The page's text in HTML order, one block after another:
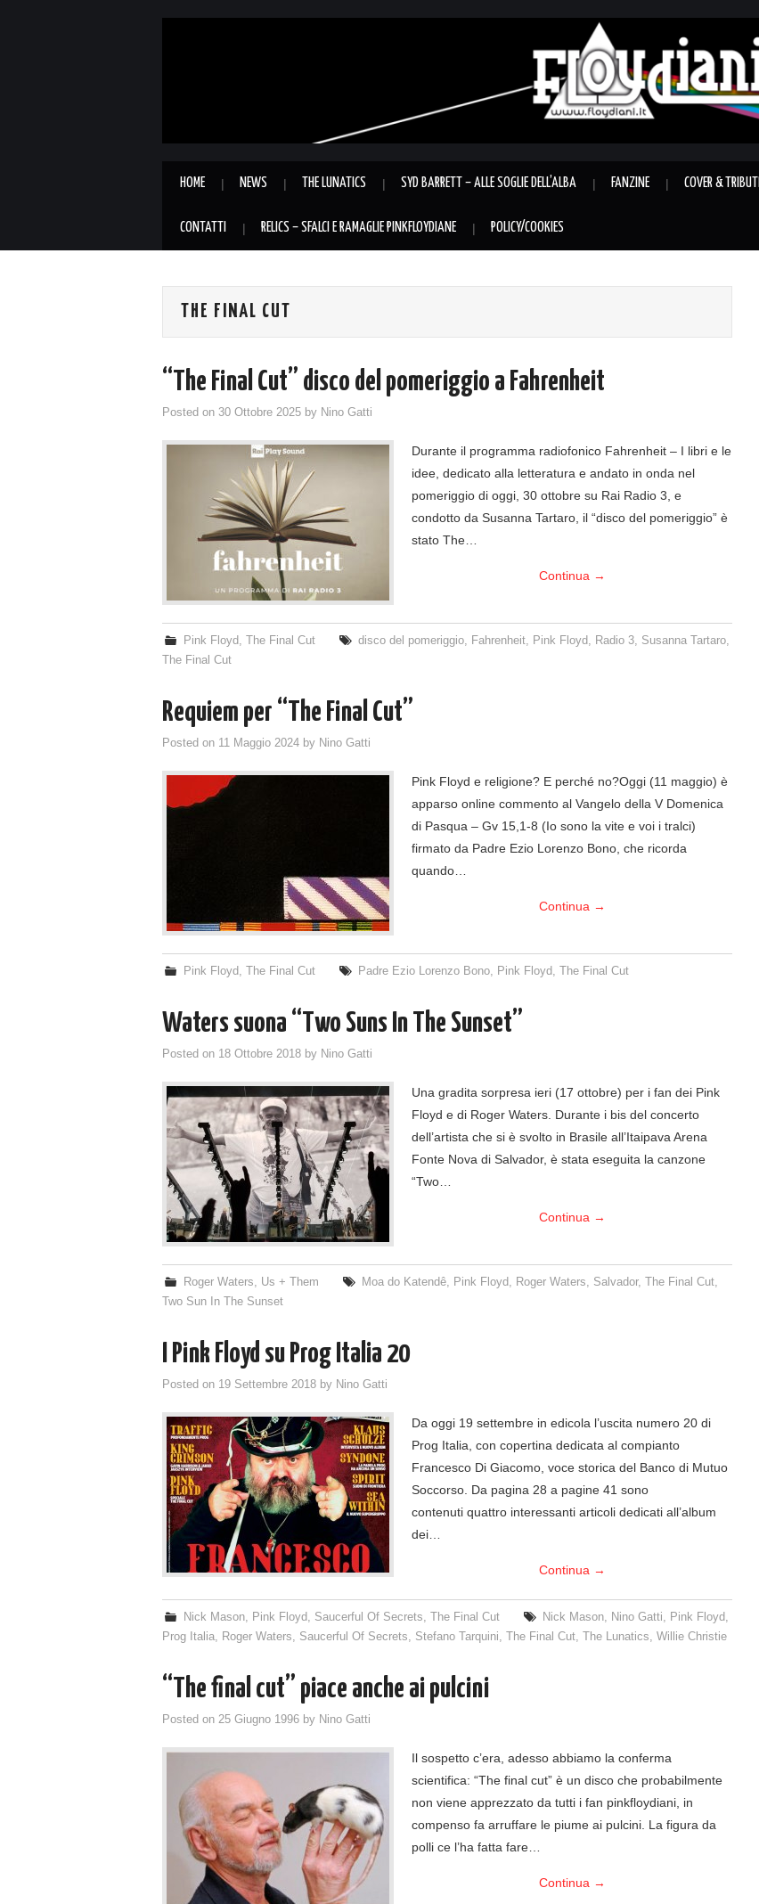
HOME NEWS THE LUNATICS SYD BARRETT – ALLE SOGLIE DELL’ALBA FANZINE COVER & TRIBUTI
CONTATTI RELICS – SFALCI E RAMAGLIE PINKFLOYDIANE POLICY/COOKIES
THE FINAL CUT
“The Final Cut” disco del pomeriggio a Fahrenheit
Posted on 30 Ottobre 2025 by Nino Gatti
Durante il programma radiofonico Fahrenheit – I libri e le
idee, dedicato alla letteratura e andato in onda nel
pomeriggio di oggi, 30 ottobre su Rai Radio 3, e
condotto da Susanna Tartaro, il “disco del pomeriggio” è
stato The…
Continua →
Pink Floyd ,The Final Cut disco del pomeriggio Fahrenheit Pink Floyd Radio 3 Susanna Tartaro
The Final Cut
Requiem per “The Final Cut”
Posted on 11 Maggio 2024 by Nino Gatti
Pink Floyd e religione? E perché no?Oggi (11 maggio) è
apparso online commento al Vangelo della V Domenica
di Pasqua – Gv 15,1-8 (Io sono la vite e voi i tralci)
firmato da Padre Ezio Lorenzo Bono, che ricorda
quando…
Continua →
Pink Floyd ,The Final Cut Padre Ezio Lorenzo Bono Pink Floyd ,The Final Cut
Waters suona “Two Suns In The Sunset”
Posted on 18 Ottobre 2018 by Nino Gatti
Una gradita sorpresa ieri (17 ottobre) per i fan dei Pink
Floyd e di Roger Waters. Durante i bis del concerto
dell’artista che si è svolto in Brasile all’Itaipava Arena
Fonte Nova di Salvador, è stata eseguita la canzone
“Two…
Continua →
Roger Waters Us + Them Moa do Katendê Pink Floyd Roger Waters Salvador,The Final Cut
Two Sun In The Sunset
I Pink Floyd su Prog Italia 20
Posted on 19 Settembre 2018 by Nino Gatti
Da oggi 19 settembre in edicola l’uscita numero 20 di
Prog Italia, con copertina dedicata al compianto
Francesco Di Giacomo, voce storica del Banco di Mutuo
Soccorso. Da pagina 28 a pagine 41 sono
contenuti quattro interessanti articoli dedicati all’album
dei…
Continua →
Nick Mason Pink Floyd Saucerful Of Secrets ,The Final Cut Nick Mason Nino Gatti Pink Floyd
Prog Italia
Roger Waters Saucerful Of Secrets Stefano Tarquini The Final Cut The Lunatics Willie Christie
“The final cut” piace anche ai pulcini
Posted on 25 Giugno 1996 by Nino Gatti
Il sospetto c’era, adesso abbiamo la conferma
scientifica: “The final cut” è un disco che probabilmente
non viene apprezzato da tutti i fan pinkfloydiani, in
compenso fa arruffare le piume ai pulcini. La figura da
polli ce l’ha fatta fare…
Continua →